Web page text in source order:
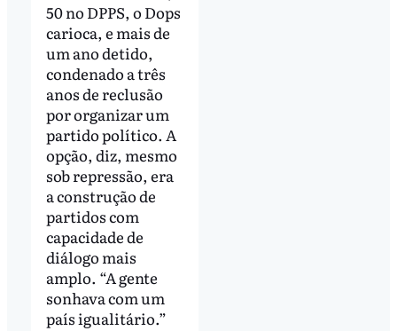
50 no DPPS, o Dops
carioca, e mais de
um ano detido,
condenado a três
anos de reclusão
por organizar um
partido político. A
opção, diz, mesmo
sob repressão, era
a construção de
partidos com
capacidade de
diálogo mais
amplo. “A gente
sonhava com um
país igualitário.”